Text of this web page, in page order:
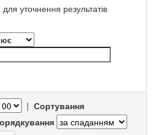
уточнення результатів
| Сортування